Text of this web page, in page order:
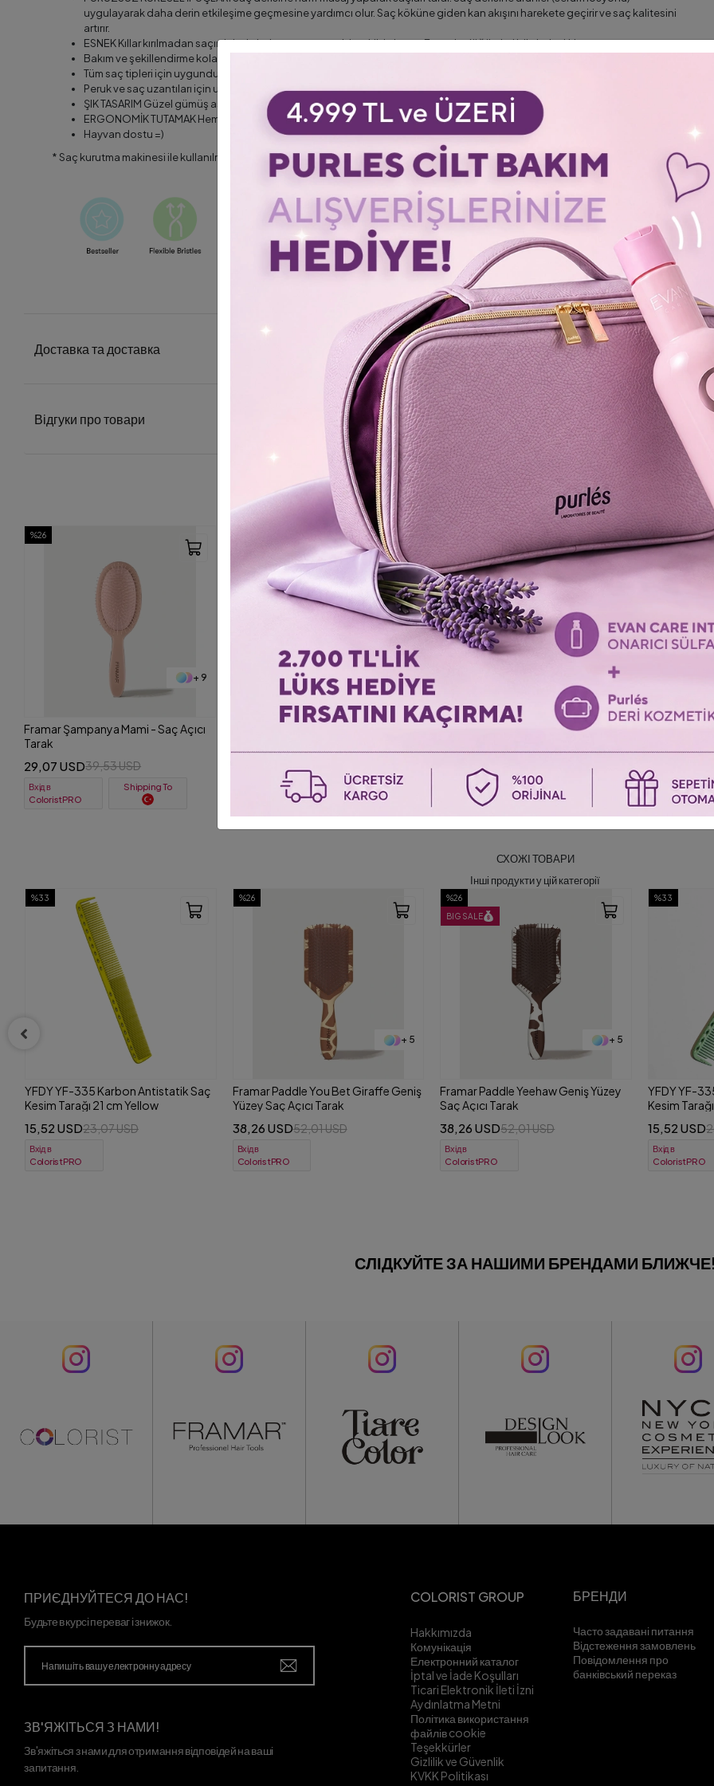
uygulayarak daha derin etkileşime geçmesine yardımcı olur. Saç köküne giden kan akışını harekete geçirir ve saç kalitesini
artırır.
ESNEK Kıllar kırılmadan saçın içinde kolayca ve acısız bir şekilde kayar. En zorlu düğümleri bile kolaylıkla açar.
Bakım ve şekillendirme kolaylığı
Tüm saç tipleri için uygundur.
Peruk ve saç uzantıları için uygun
ŞIK TASARIM Güzel gümüş astar ve modern mat kaplama, makyaj masanızda harika görünür.
ERGONOMİK TUTAMAK Hem çocuklar hem de yetişkinler için tutması kolay
Hayvan dostu =)
* Saç kurutma makinesi ile kullanılmaz.
Доставка та доставка
Відгуки про товари
ОСТАННІ ПЕРЕГЛЯНУТІ ТОВАРИ
Перегляньте останні переглянуті товари
%26
+ 9
Framar Şampanya Mami - Saç Açıcı
Tarak
29,07 USD39,53 USD
Вхід в
ColoristPRO
Shipping To
СХОЖІ ТОВАРИ
Інші продукти у цій категорії
%26
Framar Paddle You Bet Giraffe Geniş
Yüzey Saç Açıcı Tarak
38,26 USD52,01 USD
Вхід в
ColoristPRO
%26
+ 5
Framar Paddle Yeehaw Geniş Yüzey
Saç Açıcı Tarak
38,26 USD52,01 USD
Вхід в
ColoristPRO
%33
YFDY YF-335 Karbon Antistatik Saç
Kesim Tarağı 21 cm Mint
15,52 USD23,07 USD
Вхід в
ColoristPRO
%33
YFDY YF-
Kesim
15,52 USD
Вхід в
ColoristPRO
СЛІДКУЙТЕ ЗА НАШИМИ БРЕНДАМИ
ПРИЄДНУЙТЕСЯ ДО НАС!
Будьте в курсі переваг і знижок.
ЗВ'ЯЖІТЬСЯ З НАМИ!
Зв'яжіться з нами для отримання відповідей на ваші
запитання.
COLORIST GROUP
Hakkımızda
Комунікація
Електронний каталог
İptal ve İade Koşulları
Ticari Elektronik İleti İzni
Aydınlatma Metni
Політика використання
файлів cookie
Teşekkürler
Gizlilik ve Güvenlik
KVKK Politikası
БРЕНДИ
Часто задавані питання
Відстеження замовлень
Повідомлення про
банківський переказ